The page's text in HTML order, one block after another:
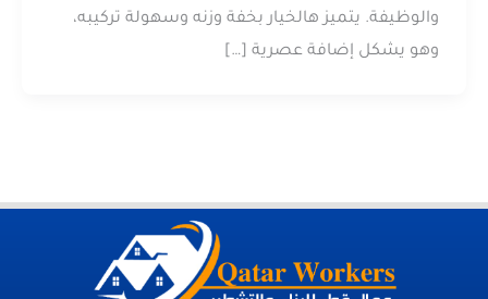
والوظيفة. يتميز هالخيار بخفة وزنه وسهولة تركيبه،
وهو يشكل إضافة عصرية […]